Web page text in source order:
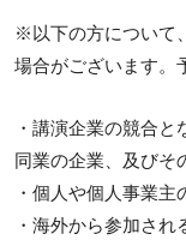
※以下の方について
場合がございます。
・講演企業の競合と
同業の企業、及びそ
・個人や個人事業主
・海外から参加され